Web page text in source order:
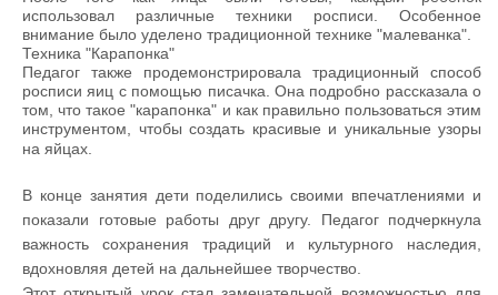
использовал различные техники росписи. Особенное
внимание было уделено традиционной технике "малеванка".
Техника "Карапонка"
Педагог также продемонстрировала традиционный способ
росписи яиц с помощью писачка. Она подробно рассказала о
том, что такое "карапонка" и как правильно пользоваться этим
инструментом, чтобы создать красивые и уникальные узоры
на яйцах.
В конце занятия дети поделились своими впечатлениями и
показали готовые работы друг другу. Педагог подчеркнула
важность сохранения традиций и культурного наследия,
вдохновляя детей на дальнейшее творчество.